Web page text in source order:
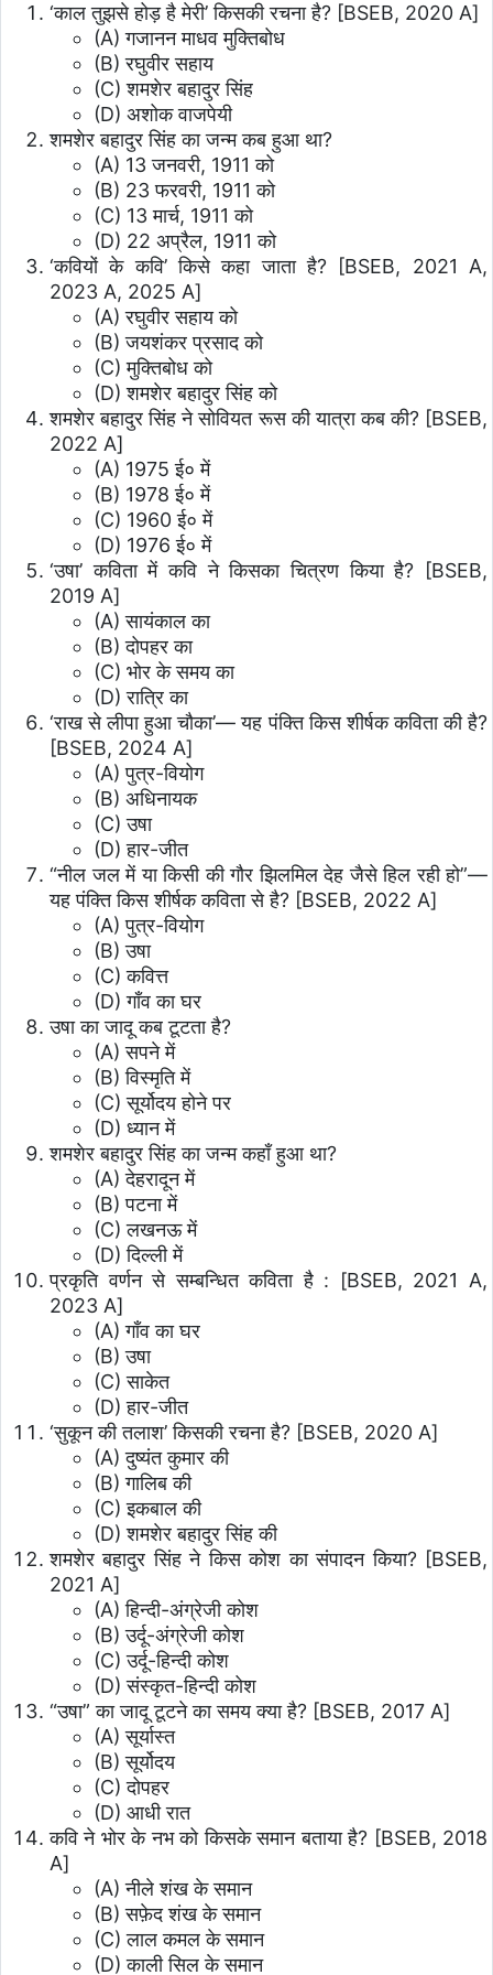
‘काल तुझसे होड़ है मेरी’ किसकी रचना है? [BSEB, 2020 A]
(A) गजानन माधव मुक्तिबोध
(B) रघुवीर सहाय
(C) शमशेर बहादुर सिंह
(D) अशोक वाजपेयी
शमशेर बहादुर सिंह का जन्म कब हुआ था?
(A) 13 जनवरी, 1911 को
(B) 23 फरवरी, 1911 को
(C) 13 मार्च, 1911 को
(D) 22 अप्रैल, 1911 को
‘कवियों के कवि’ किसे कहा जाता है?
[BSEB, 2021 A,
2023 A, 2025 A]
(A) रघुवीर सहाय को
(B) जयशंकर प्रसाद को
(C) मुक्तिबोध को
(D) शमशेर बहादुर सिंह को
शमशेर बहादुर सिंह ने सोवियत रूस की यात्रा कब की? [BSEB,
2022 A]
(A) 1975 ई० में
(B) 1978 ई० में
(C) 1960 ई० में
(D) 1976 ई० में
‘उषा’ कविता में कवि ने किसका चित्रण किया है?
[BSEB,
2019 A]
(A) सायंकाल का
(B) दोपहर का
(C) भोर के समय का
(D) रात्रि का
‘राख से लीपा हुआ चौका’— यह पंक्ति किस शीर्षक कविता की है?
[BSEB, 2024 A]
(A) पुत्र-वियोग
(B) अधिनायक
(C) उषा
(D) हार-जीत
“नील जल में या किसी की गौर झिलमिल देह जैसे हिल रही हो”—
यह पंक्ति किस शीर्षक कविता से है? [BSEB, 2022 A]
(A) पुत्र-वियोग
(B) उषा
(C) कवित्त
(D) गाँव का घर
उषा का जादू कब टूटता है?
(A) सपने में
(B) विस्मृति में
(C) सूर्योदय होने पर
(D) ध्यान में
शमशेर बहादुर सिंह का जन्म कहाँ हुआ था?
(A) देहरादून में
(B) पटना में
(C) लखनऊ में
(D) दिल्ली में
प्रकृति वर्णन से सम्बन्धित कविता है :
[BSEB, 2021 A,
2023 A]
(A) गाँव का घर
(B) उषा
(C) साकेत
(D) हार-जीत
‘सुकून की तलाश’ किसकी रचना है? [BSEB, 2020 A]
(A) दुष्यंत कुमार की
(B) गालिब की
(C) इकबाल की
(D) शमशेर बहादुर सिंह की
शमशेर बहादुर सिंह ने किस कोश का संपादन किया? [BSEB,
2021 A]
(A) हिन्दी-अंग्रेजी कोश
(B) उर्दू-अंग्रेजी कोश
(C) उर्दू-हिन्दी कोश
(D) संस्कृत-हिन्दी कोश
“उषा” का जादू टूटने का समय क्या है? [BSEB, 2017 A]
(A) सूर्यास्त
(B) सूर्योदय
(C) दोपहर
(D) आधी रात
कवि ने भोर के नभ को किसके समान बताया है? [BSEB, 2018
A]
(A) नीले शंख के समान
(B) सफ़ेद शंख के समान
(C) लाल कमल के समान
(D) काली सिल के समान